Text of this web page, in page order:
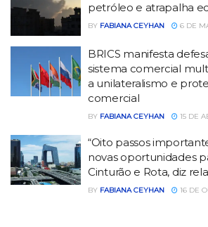
petróleo e atrapalha
BY FABIANA CEYHAN 6 DE
BRICS manifesta
sistema comercial
a unilateralismo e
comercial
BY FABIANA CEYHAN 15 DE
“Oito passos
novas oportunidades
Cinturão e Rota, diz
BY FABIANA CEYHAN 16 DE